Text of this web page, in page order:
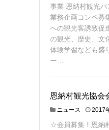
事業 恩納村観光
業務企画コンペ
への観光客誘致促
の観光、歴史、文
体験学習なども盛
ー…
恩納村観光協会
ニュース 2017
☆会員募集！恩